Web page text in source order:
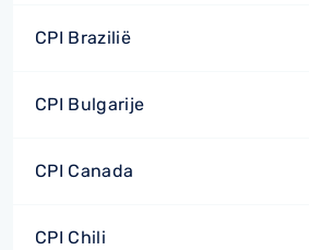
CPI Brazilië
CPI Bulgarije
CPI Canada
CPI Chili